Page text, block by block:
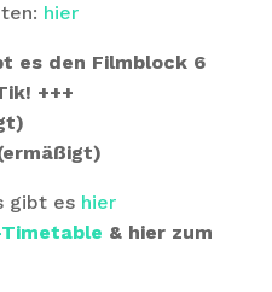
hier
es den Filmblock 6
+++
gibt es hier
& hier zum